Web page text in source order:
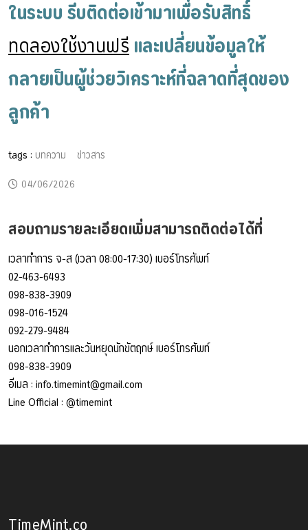
ทดลองใช้งานฟรี และเปลี่ยนข้อมูลให้
กลายเป็นผู้ช่วยวิเคราะห์ที่ฉลาดที่สุดของ
ลูกค้า
tags : บทความ
ข่าวสาร
04/06/2026
สอบถามรายละเอียดเพิ่มสามารถติดต่อได้ที่
เวลาทำการ จ-ส (เวลา 08:00-17:30) เบอร์โทรศัพท์
02-463-6493
098-838-3909
098-016-1524
092-279-9484
นอกเวลาทำการและวันหยุดนักขัตฤกษ์ เบอร์โทรศัพท์
098-838-3909
อีเมล :info.timemint@gmail.com
Line Official :@timemint